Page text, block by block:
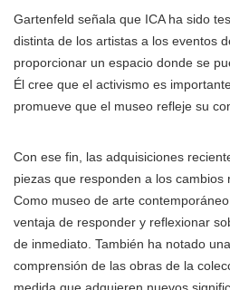
Gartenfeld señala que ICA ha sido
distinta de los artistas a los eventos
proporcionar un espacio donde se
Él cree que el activismo es
promueve que el museo refleje su
Con ese fin, las adquisiciones
piezas que responden a los cambios
Como museo de arte
ventaja de responder y reflexionar
de inmediato. También ha notado
comprensión de las obras de la